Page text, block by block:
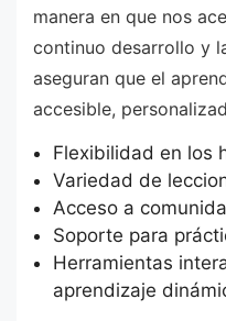
manera en que nos
continuo desarrollo y
aseguran que el
accesible,
Flexibilidad en los
Variedad de
Acceso a
Soporte para
Herramientas
aprendizaje